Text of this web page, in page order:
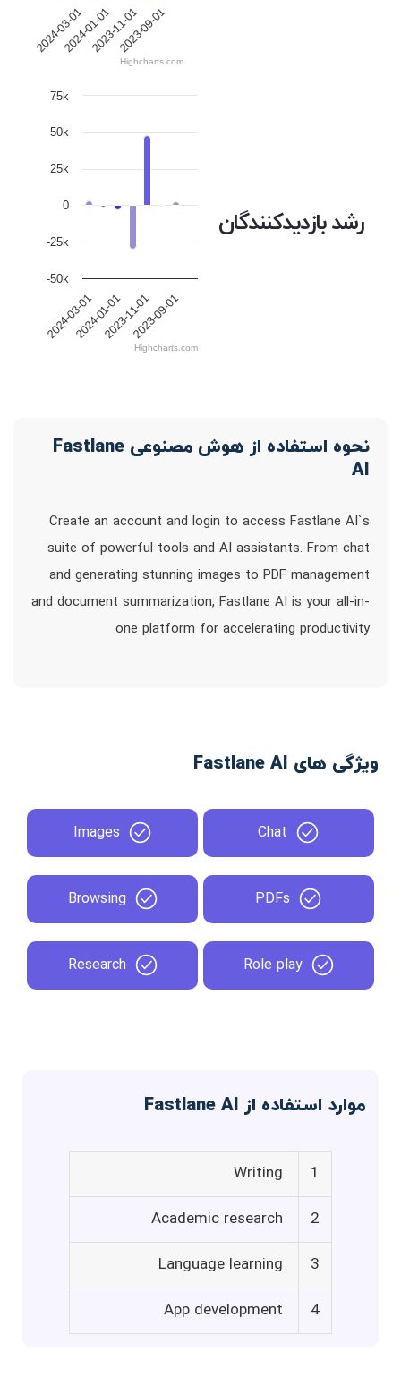
2024-03-012024-01-012023-11-012023-09-01
Highcharts.com
رشد بازدیدکنندگان
2024-03-012024-01-012023-11-012023-09-01
-50k
-25k
0
25k
50k
75k
Highcharts.com
نحوه استفاده از هوش مصنوعی Fastlane
AI
Create an account and login to access Fastlane AI`s
suite of powerful tools and AI assistants. From chat
and generating stunning images to PDF management
and document summarization, Fastlane AI is your all-in-
one platform for accelerating productivity
ویژگی های Fastlane AI
Chat
Images
PDFs
Browsing
Role play
Research
موارد استفاده از Fastlane AI
1
Writing
2
Academic research
3
Language learning
4
App development